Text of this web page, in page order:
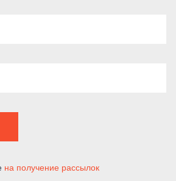
на получение рассылок